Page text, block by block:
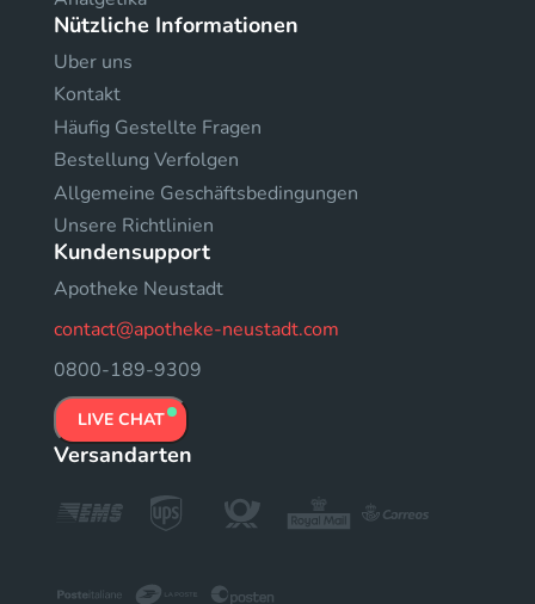
Nützliche Informationen
Uber uns
Kontakt
Häufig Gestellte Fragen
Bestellung Verfolgen
Allgemeine Geschäftsbedingungen
Unsere Richtlinien
Kundensupport
Apotheke Neustadt
contact@apotheke-neustadt.com
0800-189-9309
LIVE CHAT
Versandarten